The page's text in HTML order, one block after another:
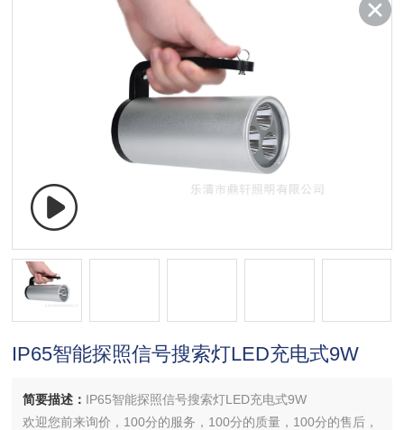
IP65智能探照信号搜索灯LED充电式9W
简要描述： IP65智能探照信号搜索灯LED充电式9W
欢迎您前来询价，100分的服务，100分的质量，100分的售后，